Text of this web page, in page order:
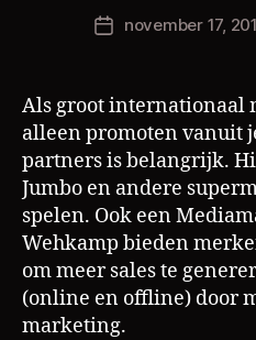
Berichtdatum
november 17,
Als groot internationaal
alleen promoten vanuit
partners is belangrijk.
Jumbo en andere
spelen. Ook een
Wehkamp bieden
om meer sales te
(online en offline) door
marketing.